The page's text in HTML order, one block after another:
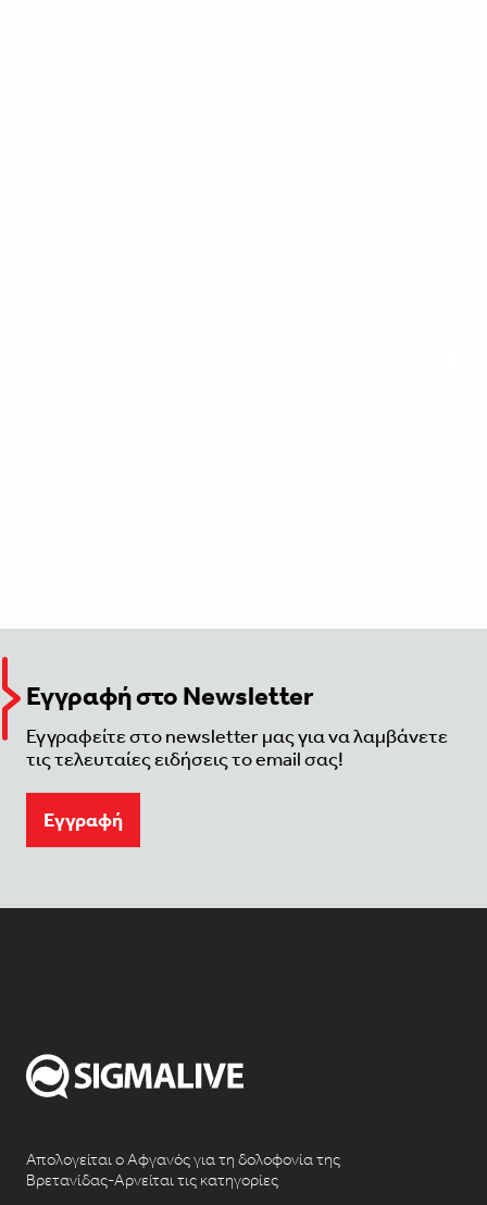
Εγγραφή στο Newsletter
Εγγραφείτε στο newsletter μας για να λαμβάνετε
τις τελευταίες ειδήσεις το email σας!
Eγγραφή
Απολογείται ο Αφγανός για τη δολοφονία της
Βρετανίδας-Αρνείται τις κατηγορίες